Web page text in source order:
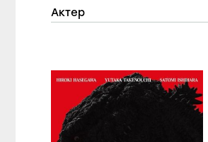
Актер